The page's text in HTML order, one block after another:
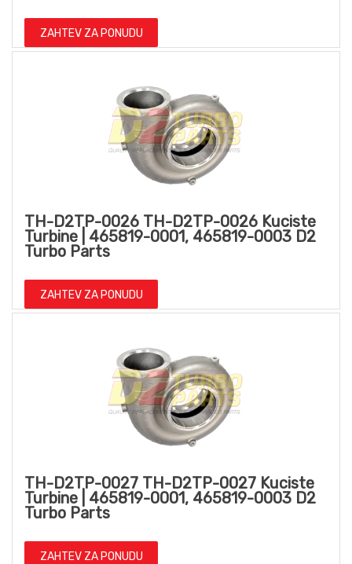
ZAHTEV ZA PONUDU
TH-D2TP-0026 TH-D2TP-0026 Kuciste
Turbine | 465819-0001, 465819-0003 D2
Turbo Parts
ZAHTEV ZA PONUDU
TH-D2TP-0027 TH-D2TP-0027 Kuciste
Turbine | 465819-0001, 465819-0003 D2
Turbo Parts
ZAHTEV ZA PONUDU